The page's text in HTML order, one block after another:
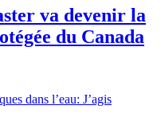
va devenir la
du Canada
dans l’eau: J’agis